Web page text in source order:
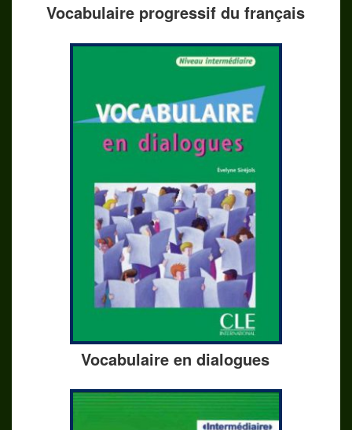
Vocabulaire progressif du français
Vocabulaire en dialogues